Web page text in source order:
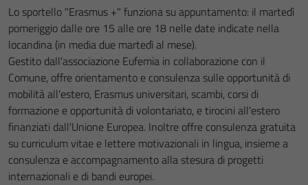
Lo sportello "Erasmus +" funziona su appuntamento: il martedì
pomeriggio dalle ore 15 alle ore 18 nelle date indicate nella
locandina (in media due martedì al mese).
Gestito dall'associazione Eufemia in collaborazione con il
Comune, offre orientamento e consulenza sulle opportunità di
mobilità all'estero, Erasmus universitari, scambi, corsi di
formazione e opportunità di volontariato, e tirocini all'estero
finanziati dall'Unione Europea. Inoltre offre consulenza gratuita
su curriculum vitae e lettere motivazionali in lingua, insieme a
consulenza e accompagnamento alla stesura di progetti
internazionali e di bandi europei.